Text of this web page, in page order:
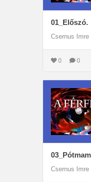
01_Előszó.
Csernus Imre
0 0
Csernus Imre